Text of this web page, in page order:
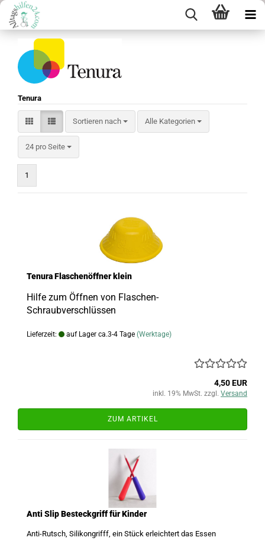
Tenura
Sortieren nach
Sortieren nach Alle Kategorien
24 pro Seite
pro Seite
1
Tenura Flaschenöffner klein
Hilfe zum Öffnen von Flaschen-
Schraubverschlüssen
Lieferzeit: auf Lager ca.3-4 Tage (Werktage)
4,50 EUR
inkl. 19% MwSt. zzgl. Versand
ZUM ARTIKEL
Anti Slip Besteckgriff für Kinder
Anti-Rutsch, Silikongrifff, ein Stück erleichtert das Essen